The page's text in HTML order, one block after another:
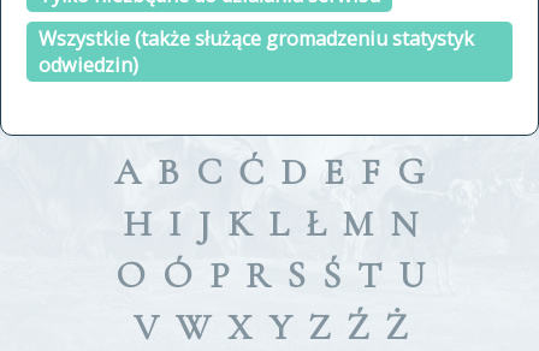
Wszystkie (także służące gromadzeniu statystyk
odwiedzin)
a fronte
a tergo
A B C Ć D E F G
H I J K L Ł M N
O Ó P R S Ś T U
V W X Y Z Ź Ż